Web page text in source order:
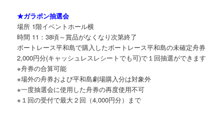
★ガラポン抽選会
場所 1階イベントホール横
時間 11：38頃～賞品がなくなり次第終了
ボートレース平和島で購入したボートレース平和島の未確定舟券
2,000円分(キャッシュレスレシートでも可)で１回抽選ができます
※舟券の合算可能
※場外の舟券および平和島劇場購入分は対象外
※一度抽選会に使用した舟券の再度使用不可
※１回の受付で最大２回（4,000円分）まで